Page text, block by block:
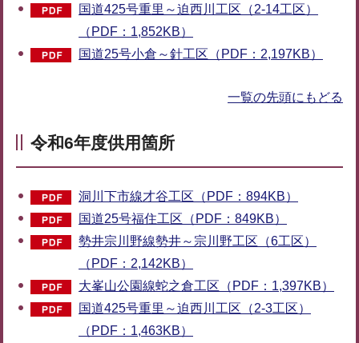
国道425号重里～迫西川工区（2-14工区）
（PDF：1,852KB）
国道25号小倉～針工区（PDF：2,197KB）
一覧の先頭にもどる
令和6年度供用箇所
洞川下市線才谷工区（PDF：894KB）
国道25号福住工区（PDF：849KB）
勢井宗川野線勢井～宗川野工区（6工区）
（PDF：2,142KB）
大峯山公園線蛇之倉工区（PDF：1,397KB）
国道425号重里～迫西川工区（2-3工区）
（PDF：1,463KB）